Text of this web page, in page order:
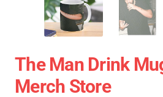
The Man Drink
Merch Store